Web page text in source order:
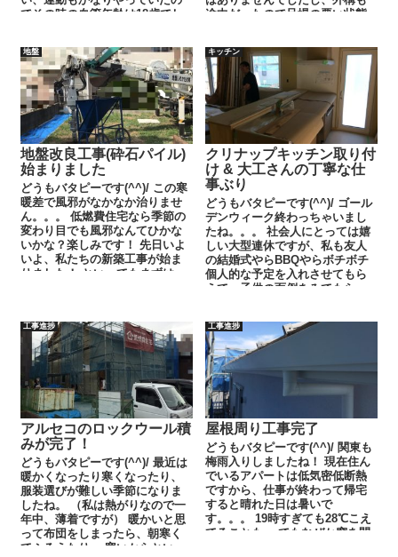
でその時の血管年齢は18歳でし
途中だったので足場の悪い状態
地盤
地盤改良工事(砕石パイル)
始まりました
どうもバタピーです(^^)/ この寒
暖差で風邪がなかなか治りませ
ん。。。 低燃費住宅なら季節の
変わり目でも風邪なんてひかな
いかな？楽しみです！ 先日いよ
いよ、私たちの新築工事が始ま
りました！ といってもまずは...
キッチン
クリナップキッチン取り付
け & 大工さんの丁寧な仕
事ぶり
どうもバタピーです(^^)/ ゴール
デンウィーク終わっちゃいまし
たね。。。 社会人にとっては嬉
しい大型連休ですが、私も友人
の結婚式やらBBQやらボチボチ
個人的な予定を入れさせてもら
えて、子供の面倒をみてもらっ
工事進捗
アルセコのロックウール積
みが完了！
どうもバタピーです(^^)/ 最近は
暖かくなったり寒くなったり、
服装選びが難しい季節になりま
したね。 （私は熱がりなので一
年中、薄着ですが） 暖かいと思
って布団をしまったら、朝寒く
てふるえたり。 寒いからといっ
工事進捗
屋根周り工事完了
どうもバタピーです(^^)/ 関東も
梅雨入りしましたね！ 現在住ん
でいるアパートは低気密低断熱
ですから、仕事が終わって帰宅
すると晴れた日は暑いで
す。。。 19時すぎても28℃こえ
てることも。 でもなぜか窓を開